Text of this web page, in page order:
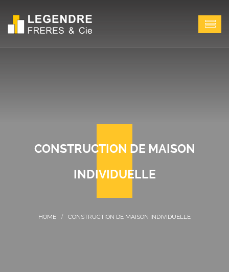
CONSTRUCTION DE MAISON
INDIVIDUELLE
CONSTRUCTION DE MAISON INDIVIDUELLE